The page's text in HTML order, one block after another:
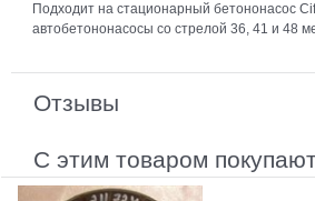
Подходит на стационарный бетононасос
автобетононасосы со стрелой 36, 41 и 48
Отзывы
С этим товаром